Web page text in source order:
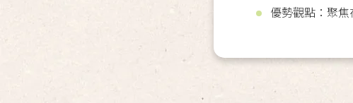
優勢觀點：聚